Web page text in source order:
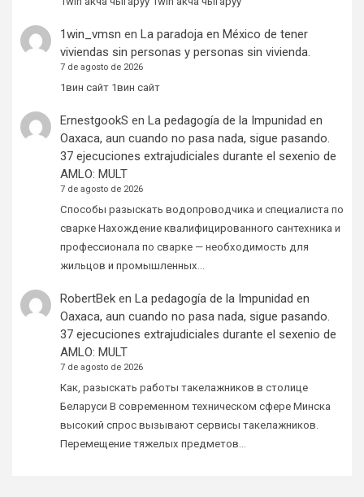
1win_vmsn en La paradoja en México de tener
viviendas sin personas y personas sin vivienda.
7 de agosto de 2026
1вин сайт 1вин сайт
ErnestgookS en La pedagogía de la Impunidad en
Oaxaca, aun cuando no pasa nada, sigue pasando.
37 ejecuciones extrajudiciales durante el sexenio de
AMLO: MULT
7 de agosto de 2026
Способы разыскать водопроводчика и специалиста по
сварке Нахождение квалифицированного сантехника и
профессионала по сварке — необходимость для
жильцов и промышленных…
RobertBeken La pedagogía de la Impunidad en
Oaxaca, aun cuando no pasa nada, sigue pasando.
37 ejecuciones extrajudiciales durante el sexenio de
AMLO: MULT
7 de agosto de 2026
Как, разыскать работы такелажников в столице
Беларуси В современном техническом сфере Минска
высокий спрос вызывают сервисы такелажников.
Перемещение тяжелых предметов…